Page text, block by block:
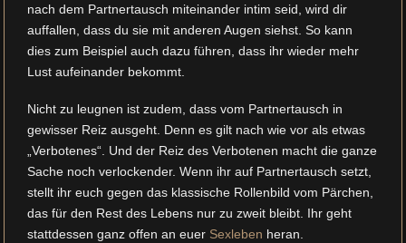
nach dem Partnertausch miteinander intim seid, wird dir
auffallen, dass du sie mit anderen Augen siehst. So kann
dies zum Beispiel auch dazu führen, dass ihr wieder mehr
Lust aufeinander bekommt.
Nicht zu leugnen ist zudem, dass vom Partnertausch in
gewisser Reiz ausgeht. Denn es gilt nach wie vor als etwas
„Verbotenes“. Und der Reiz des Verbotenen macht die ganze
Sache noch verlockender. Wenn ihr auf Partnertausch setzt,
stellt ihr euch gegen das klassische Rollenbild vom Pärchen,
das für den Rest des Lebens nur zu zweit bleibt. Ihr geht
stattdessen ganz offen an euer Sexleben heran.